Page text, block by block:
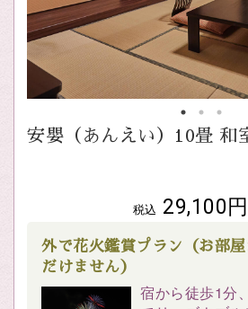
安嬰（あんえい）10畳 和
税込 29,100
外で花火鑑賞プラン（お部
だけません）
宿から徒歩1分